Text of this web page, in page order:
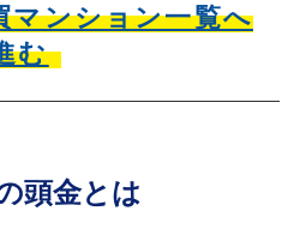
マンション一覧へ
む
頭金とは